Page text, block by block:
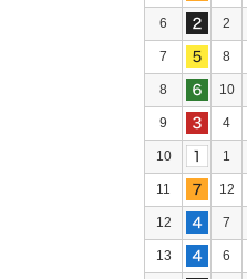
6 2
7 8
8 10
9 4
10 1
11 12
12 7
13 6